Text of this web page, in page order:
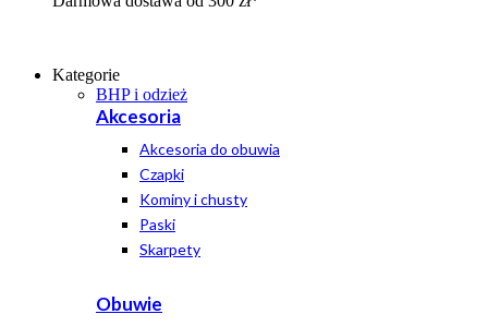
Kategorie
BHP i odzież
Akcesoria
Akcesoria do obuwia
Czapki
Kominy i chusty
Paski
Skarpety
Obuwie